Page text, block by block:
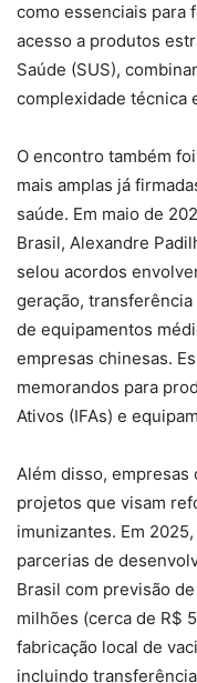
como essenciais para
acesso a produtos
Saúde (SUS),
complexidade técnica
O encontro também
mais amplas já
saúde. Em maio de
Brasil, Alexandre
selou acordos
geração,
de equipamentos
empresas chinesas.
memorandos para
Ativos (IFAs) e
Além disso, empresas
projetos que visam
imunizantes. Em
parcerias de
Brasil com previsão
milhões (cerca de R$
fabricação local de
incluindo